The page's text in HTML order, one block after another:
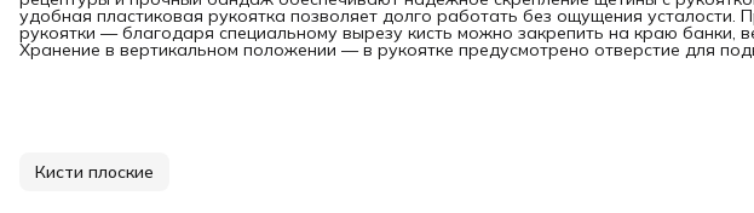
удобная пластиковая рукоятка позволяет долго работать без ощущения
рукоятки — благодаря специальному вырезу кисть можно закрепить на краю банки,
Хранение в вертикальном положении — в рукоятке предусмотрено отверстие для
Кисти плоские